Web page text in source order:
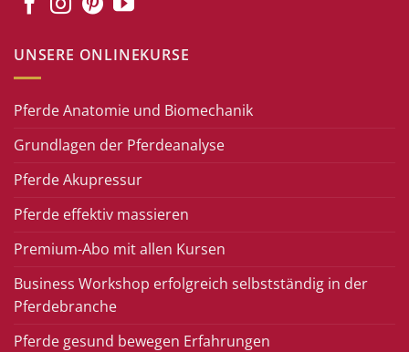
UNSERE ONLINEKURSE
Pferde Anatomie und Biomechanik
Grundlagen der Pferdeanalyse
Pferde Akupressur
Pferde effektiv massieren
Premium-Abo mit allen Kursen
Business Workshop erfolgreich selbstständig in der
Pferdebranche
Pferde gesund bewegen Erfahrungen